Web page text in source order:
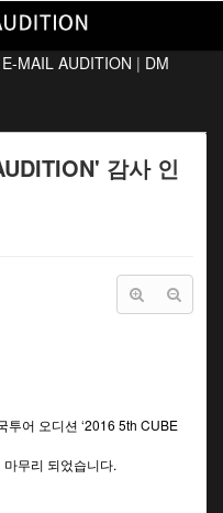
E-MAIL AUDITION | DM
감사 인
투어 오디션 ‘2016 5th CUBE
무리 되었습니다.